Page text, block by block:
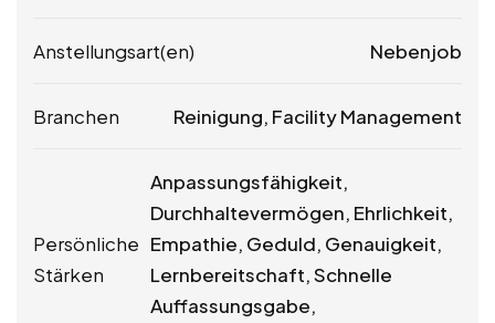
Anstellungsart(en) Nebenjob
Branchen Reinigung, Facility Management
Persönliche
Stärken
Anpassungsfähigkeit,
Durchhaltevermögen, Ehrlichkeit,
Empathie, Geduld, Genauigkeit,
Lernbereitschaft, Schnelle
Auffassungsgabe,